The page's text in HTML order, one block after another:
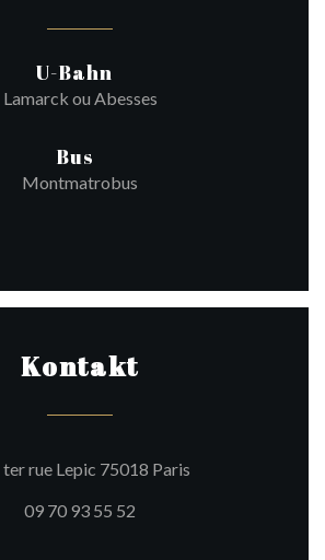
U-Bahn
Lamarck ou Abesses
Bus
Montmatrobus
Kontakt
rue Lepic 75018 Paris((öffnet ein neues
09 70 93 55 52